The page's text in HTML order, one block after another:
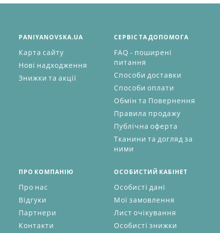
PANIYANOVSKA.UA
Карта сайту
Нові надходження
Знижки та акції
СЕРВІС ТА ДОПОМОГА
FAQ - поширені
питання
Способи доставки
Способи оплати
Обмін та Повернення
Правила продажу
Публічна оферта
Тканини та догляд за
ними
ПРО КОМПАНІЮ
Про нас
Відгуки
Партнери
Контакти
ОСОБИСТИЙ КАБІНЕТ
Особисті дані
Мої замовлення
Лист очікування
Особисті знижки